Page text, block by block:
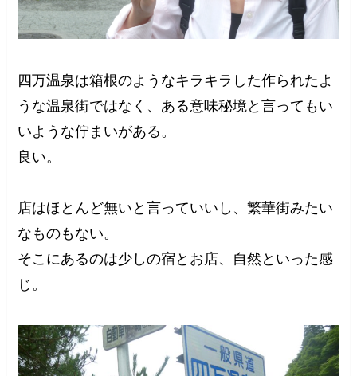
四万温泉は箱根のようなキラキラした作られたよ
うな温泉街ではなく、ある意味秘境と言ってもい
いような佇まいがある。
良い。
店はほとんど無いと言っていいし、繁華街みたい
なものもない。
そこにあるのは少しの宿とお店、自然といった感
じ。